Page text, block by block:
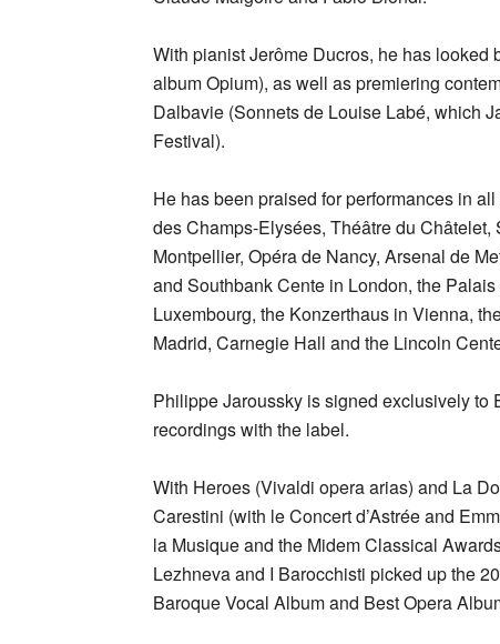
With pianist Jerôme Ducros, he has
album Opium), as well as premiering
Dalbavie (Sonnets de Louise Labé, which
Festival).
He has been praised for performances in
des Champs-Elysées, Théâtre du
Montpellier, Opéra de Nancy, Arsenal de
and Southbank Cente in London, the
Luxembourg, the Konzerthaus in Vienna,
Madrid, Carnegie Hall and the Lincoln
Philippe Jaroussky is signed exclusively to
recordings with the label.
With Heroes (Vivaldi opera arias) and La
Carestini (with le Concert d’Astrée and
la Musique and the Midem Classical
Lezhneva and I Barocchisti picked up the
Baroque Vocal Album and Best Opera